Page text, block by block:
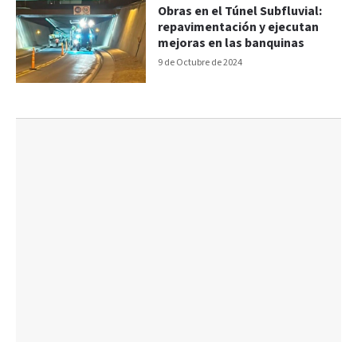
9 de Octubre de 2024
Obras en el Túnel Subfluvial:
repavimentación y ejecutan
mejoras en las banquinas